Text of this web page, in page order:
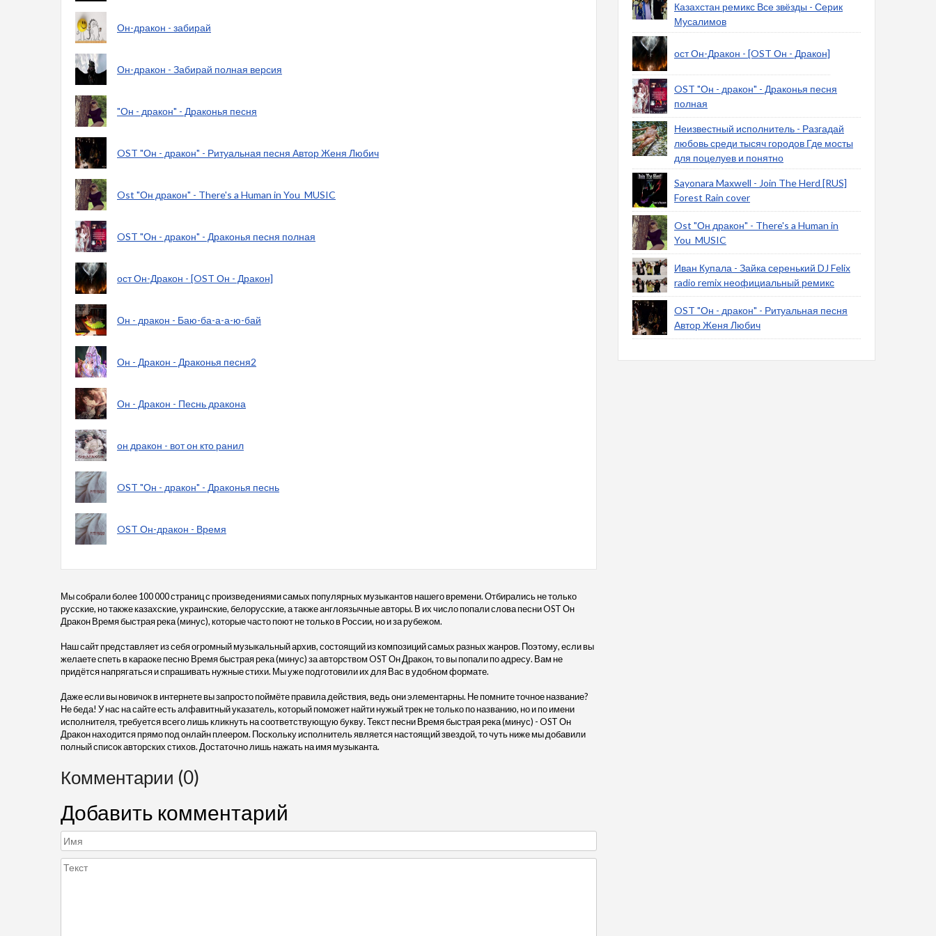
Он-дракон - забирай
Он-дракон - Забирай полная версия
"Он - дракон" - Драконья песня
OST "Он - дракон" - Ритуальная песня Автор Женя Любич
Ost "Он дракон" - There's a Human in You_MUSIC
OST "Он - дракон" - Драконья песня полная
ост Он-Дракон - [OST Он - Дракон]
Он - дракон - Баю-ба-а-а-ю-бай
Он - Дракон - Драконья песня2
Он - Дракон - Песнь дракона
он дракон - вот он кто ранил
OST "Он - дракон" - Драконья песнь
OST Он-дракон - Время
Мы собрали более 100 000 страниц с произведениями самых популярных музыкантов нашего времени. Отбирались не только
русские, но также казахские, украинские, белорусские, а также англоязычные авторы. В их число попали слова песни OST Он
Дракон Время быстрая река (минус), которые часто поют не только в России, но и за рубежом.
Наш сайт представляет из себя огромный музыкальный архив, состоящий из композиций самых разных жанров. Поэтому, если вы
желаете спеть в караоке песню Время быстрая река (минус) за авторством OST Он Дракон, то вы попали по адресу. Вам не
придётся напрягаться и спрашивать нужные стихи. Мы уже подготовили их для Вас в удобном формате.
Даже если вы новичок в интернете вы запросто поймёте правила действия, ведь они элементарны. Не помните точное название?
Не беда! У нас на сайте есть алфавитный указатель, который поможет найти нужый трек не только по названию, но и по имени
исполнителя, требуется всего лишь кликнуть на соответствующую букву. Текст песни Время быстрая река (минус) - OST Он
Дракон находится прямо под онлайн плеером. Поскольку исполнитель является настоящий звездой, то чуть ниже мы добавили
полный список авторских стихов. Достаточно лишь нажать на имя музыканта.
Комментарии (0)
Добавить комментарий
Казахстан ремикс Все звёзды - Серик
Мусалимов
ост Он-Дракон - [OST Он - Дракон]
OST "Он - дракон" - Драконья песня
полная
Неизвестный исполнитель - Разгадай
любовь среди тысяч городов Где мосты
для поцелуев и понятно
Sayonara Maxwell - Join The Herd [RUS]
Forest Rain cover
Ost "Он дракон" - There's a Human in
You_MUSIC
Иван Купала - Зайка серенький DJ Felix
radio remix неофициальный ремикс
OST "Он - дракон" - Ритуальная песня
Автор Женя Любич